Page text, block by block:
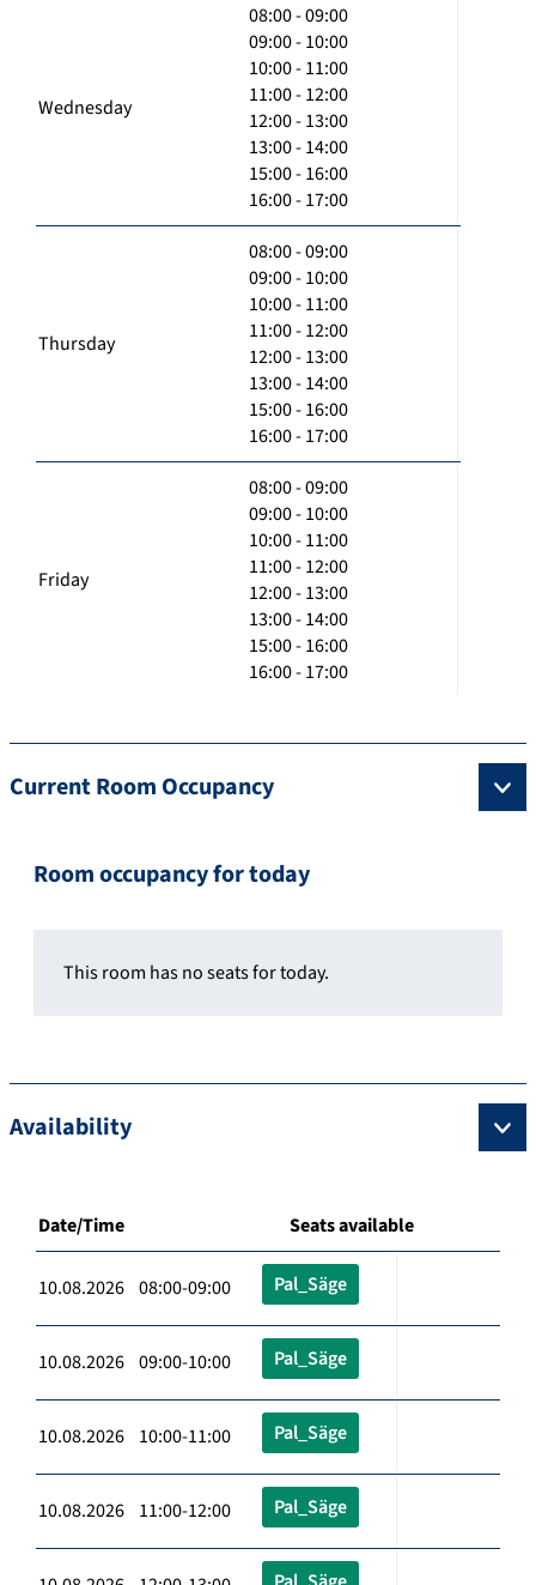
Wednesday
08:00 - 09:00
09:00 - 10:00
10:00 - 11:00
11:00 - 12:00
12:00 - 13:00
13:00 - 14:00
15:00 - 16:00
16:00 - 17:00
Thursday
08:00 - 09:00
09:00 - 10:00
10:00 - 11:00
11:00 - 12:00
12:00 - 13:00
13:00 - 14:00
15:00 - 16:00
16:00 - 17:00
Friday
08:00 - 09:00
09:00 - 10:00
10:00 - 11:00
11:00 - 12:00
12:00 - 13:00
13:00 - 14:00
15:00 - 16:00
16:00 - 17:00
Current Room Occupancy
Room occupancy for today
This room has no seats for today.
Availability
Date/Time Seats available
10.08.2026 08:00-09:00 Pal_Säge
10.08.2026 09:00-10:00 Pal_Säge
10.08.2026 10:00-11:00 Pal_Säge
10.08.2026 11:00-12:00 Pal_Säge